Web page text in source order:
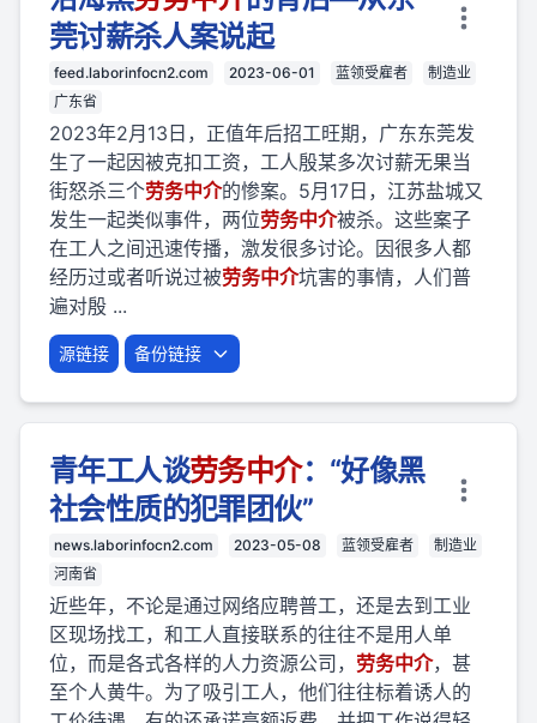
莞讨薪杀人案说起
feed.laborinfocn2.com 2023-06-01 蓝领受雇者
制造业
广东省
2023年2月13日，正值年后招工旺期，广东东莞发
生了一起因被克扣工资，工人殷某多次讨薪无果当
街怒杀三个劳务中介的惨案。5月17日，江苏盐城又
发生一起类似事件，两位劳务中介被杀。这些案子
在工人之间迅速传播，激发很多讨论。因很多人都
经历过或者听说过被劳务中介坑害的事情，人们普
遍对殷 ...
源链接 备份链接
青年工人谈劳务中介：“好像黑
社会性质的犯罪团伙”
news.laborinfocn2.com 2023-05-08 蓝领受雇者
制造业
河南省
近些年，不论是通过网络应聘普工，还是去到工业
区现场找工，和工人直接联系的往往不是用人单
位，而是各式各样的人力资源公司， 劳务中介，甚
至个人黄牛。为了吸引工人，他们往往标着诱人的